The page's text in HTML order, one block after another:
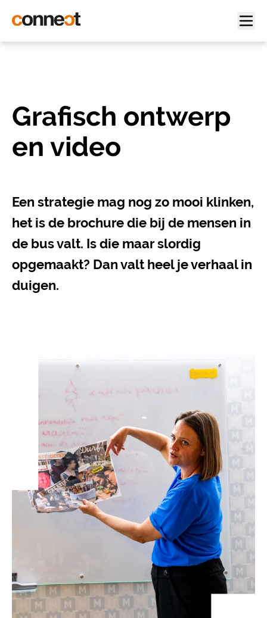
Grafisch ontwerp
en video
Een strategie mag nog zo mooi klinken,
het is de brochure die bij de mensen in
de bus valt. Is die maar slordig
opgemaakt? Dan valt heel je verhaal in
duigen.